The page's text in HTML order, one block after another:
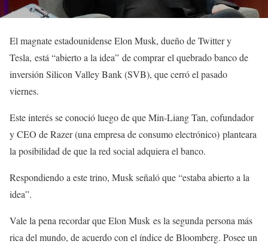
El magnate estadounidense Elon Musk, dueño de Twitter y
Tesla, está “abierto a la idea” de comprar el quebrado banco de
inversión Silicon Valley Bank (SVB), que cerró el pasado
viernes.
Este interés se conoció luego de que Min-Liang Tan, cofundador
y CEO de Razer (una empresa de consumo electrónico) planteara
la posibilidad de que la red social adquiera el banco.
Respondiendo a este trino, Musk señaló que “estaba abierto a la
idea”.
Vale la pena recordar que Elon Musk es la segunda persona más
rica del mundo, de acuerdo con el índice de Bloomberg. Posee un